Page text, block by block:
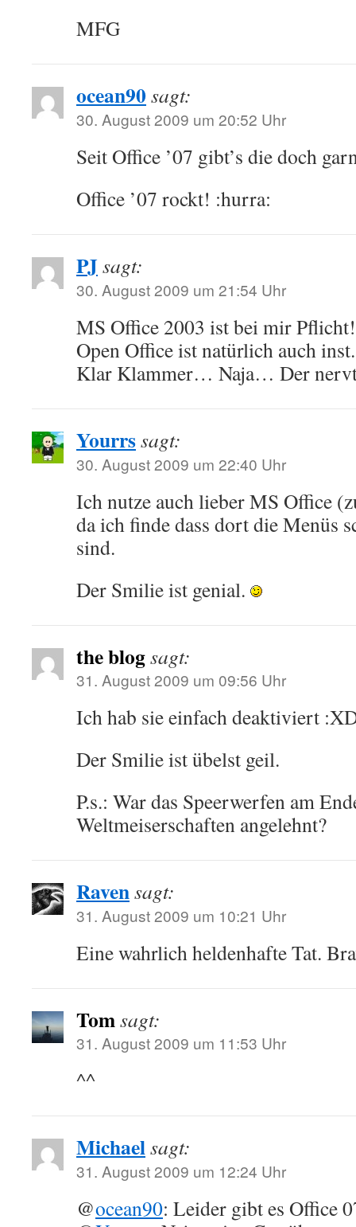
MFG
ocean90sagt:
30. August 2009 um 20:52 Uhr
Seit Office ’07 gibt’s die doch
Office ’07 rockt! :hurra:
PJsagt:
30. August 2009 um 21:54 Uhr
MS Office 2003 ist bei mir Pflicht!
Open Office ist natürlich auch inst.
Klar Klammer… Naja… Der
Yourrssagt:
30. August 2009 um 22:40 Uhr
Ich nutze auch lieber MS Office
da ich finde dass dort die Menüs
sind.
Der Smilie ist genial.
the blogsagt:
31. August 2009 um 09:56 Uhr
Ich hab sie einfach deaktiviert
Der Smilie ist übelst geil.
P.s.: War das Speerwerfen am
Weltmeiserschaften angelehnt?
Ravensagt:
31. August 2009 um 10:21 Uhr
Eine wahrlich heldenhafte Tat.
Tomsagt:
31. August 2009 um 11:53 Uhr
^^
Michaelsagt:
31. August 2009 um 12:24 Uhr
@ocean90: Leider gibt es Office